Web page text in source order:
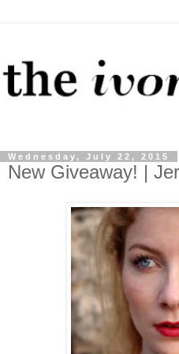
Wednesday, July 22, 2015
New Giveaway! |